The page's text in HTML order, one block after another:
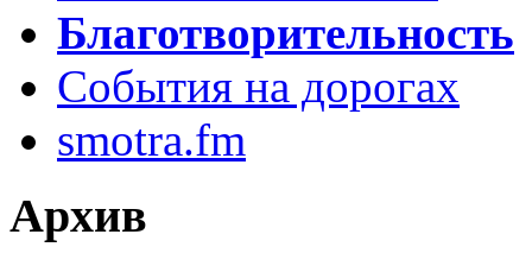
Благотворительность
События на дорогах
smotra.fm
Архив